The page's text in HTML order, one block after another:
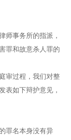
师事务所的指派，
罪和故意杀人罪的
审过程，我们对整
表如下辩护意见，
罪名本身没有异